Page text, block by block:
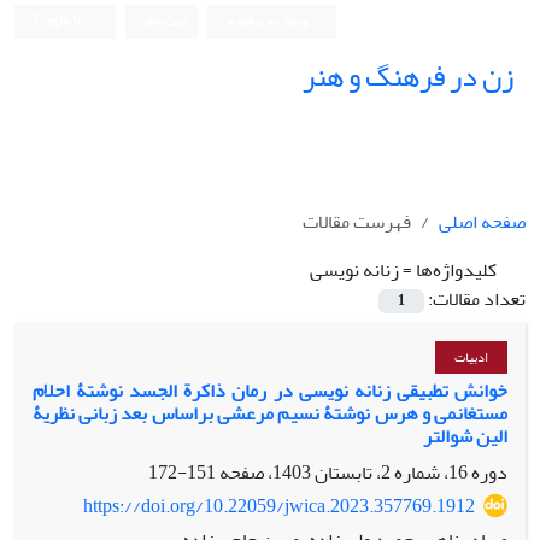
زن در فرهنگ و هنر
صفحه اصلی
فهرست مقالات
کلیدواژه‌ها =زنانه نویسی
تعداد مقالات:
1
ادبیات
خوانش تطبیقی زنانه نویسی در رمان ذاکرة الجسد نوشتۀ احلام
مستغانمی و هرس نوشتۀ نسیم مرعشی براساس بعد زبانی نظریۀ
الین شوالتر
دوره 16، شماره 2، تابستان 1403، صفحه
151-172
https://doi.org/10.22059/jwica.2023.357769.1912